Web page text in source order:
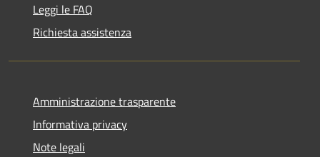
Leggi le FAQ
Richiesta assistenza
Amministrazione trasparente
Informativa privacy
Note legali